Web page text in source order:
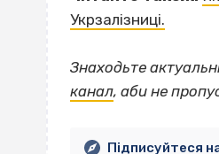
Укрзалізниці.
Знаходьте
канал, аби не
Підписуйтеся